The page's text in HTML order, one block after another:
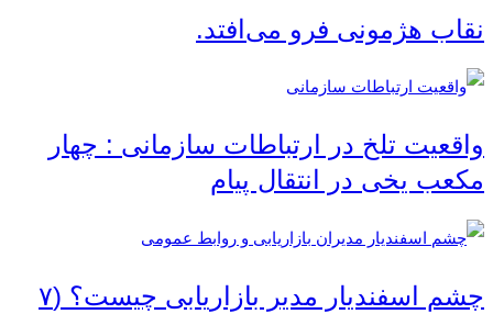
نقاب هژمونی فرو می‌افتد.
واقعیت تلخ در ارتباطات سازمانی : چهار
مکعب یخی در انتقال پیام
چشم اسفندیار مدیر بازاریابی چیست؟ (۷